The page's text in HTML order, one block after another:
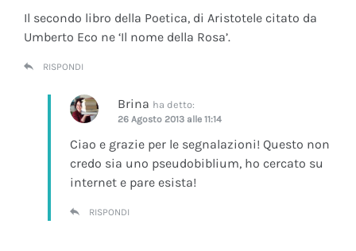
Il secondo libro della Poetica, di Aristotele citato da
Umberto Eco ne ‘Il nome della Rosa’.
RISPONDI
Brina ha detto:
26 Agosto 2013 alle 11:14
Ciao e grazie per le segnalazioni! Questo non
credo sia uno pseudobiblium, ho cercato su
internet e pare esista!
RISPONDI